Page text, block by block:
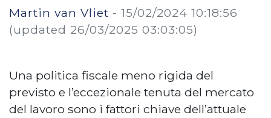
Martin van Vliet - 15/02/2024 10:18:56
(updated 26/03/2025 03:03:05)
Una politica fiscale meno rigida del
previsto e l’eccezionale tenuta del mercato
del lavoro sono i fattori chiave dell’attuale